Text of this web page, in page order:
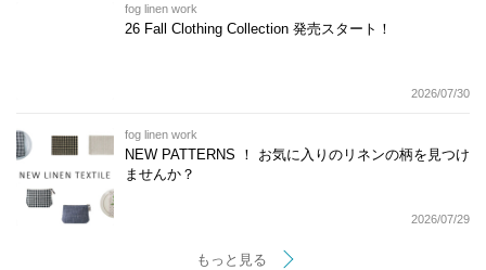
fog linen work
26 Fall Clothing Collection 発売スタート！
2026/07/30
fog linen work
NEW PATTERNS ！ お気に入りのリネンの柄を見つけ
ませんか？
2026/07/29
もっと見る